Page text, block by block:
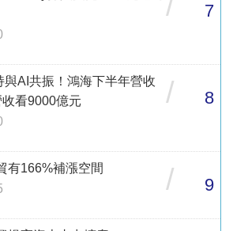
7
AI共振！鴻海下半年營收
看9000億元
/ 8
有166%補漲空間
/ 9